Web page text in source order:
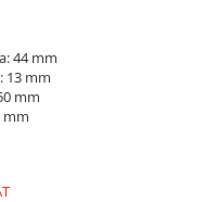
44 mm
13 mm
mm
mm